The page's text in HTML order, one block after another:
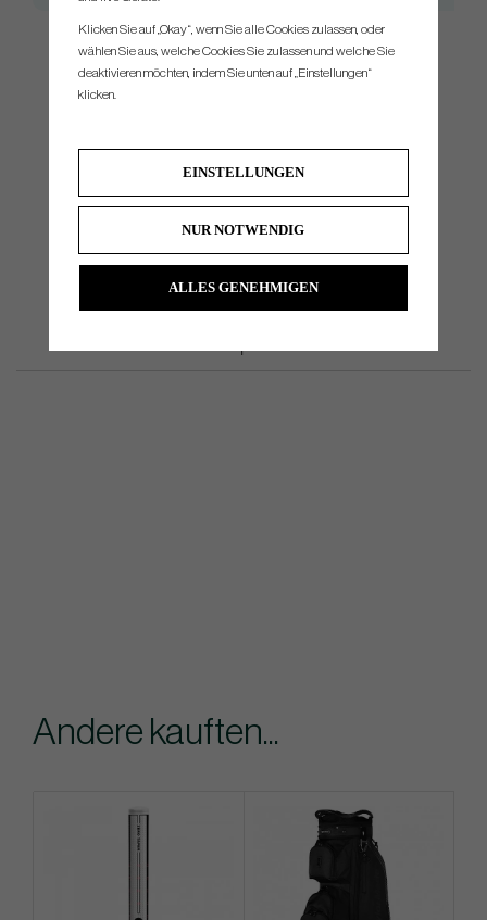
Do you need help with reshafting, we can do it for you. Please dont
Andere kauften...
Klicken Sie auf „Okay“, wenn Sie alle Cookies zulassen, oder
wählen Sie aus, welche Cookies Sie zulassen und welche Sie
deaktivieren möchten, indem Sie unten auf „Einstellungen“
klicken.
EINSTELLUNGEN
NUR NOTWENDIG
ALLES GENEHMIGEN